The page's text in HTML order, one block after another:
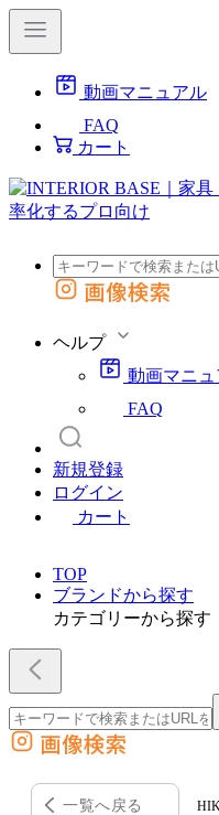
動画マニュアル
FAQ
カート
外部サイトの商品をカート
画像検索
ヘルプ
動画マニ
FAQ
新規登録
ログイン
カート
TOP
ブランドから探す
カテゴリーから探す
外部サイトの商品をカートに追加
他のサイトで見つけた商品ページのURL
画像検索
一覧へ戻る